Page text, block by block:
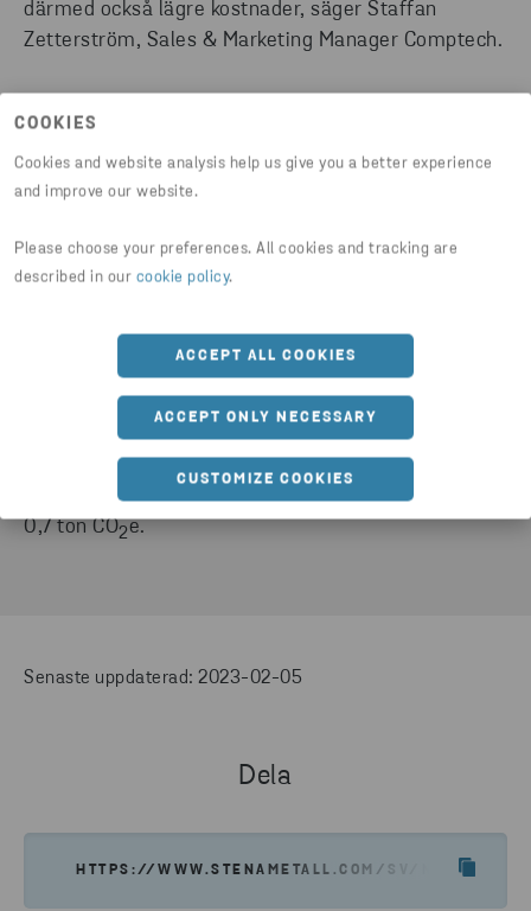
COOKIES
Cookies and website analysis help us give you a better experience
and improve our website.
Please choose your preferences. All cookies and tracking are
described in our cookie policy.
ACCEPT ALL COOKIES
ACCEPT ONLY NECESSARY
CUSTOMIZE COOKIES
därmed också lägre kostnader, säger Staffan
Zetterström, Sales & Marketing Manager Comptech.
De genomsnittliga utsläppen i Europa från
producerat aluminium.
De genomsnittliga utsläppen från Stena Aluminiums
aluminium är 0,7 ton CO e per ton producerat
aluminium, varav kisel står för cirka 40 procent av
0,7 ton CO2e.
Senaste uppdaterad: 2023-02-05
Dela
HTTPS://WWW.STENAMETALL.COM/SV/NYHETER-